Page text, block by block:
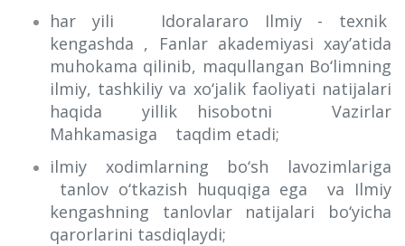
har yili Idoralararo Ilmiy - texnik
kengashda , Fanlar akademiyasi xay’atida
muhokama qilinib, maqullangan Bo‘limning
ilmiy, tashkiliy va xo‘jalik faoliyati natijalari
haqida yillik hisobotni Vazirlar
Mahkamasiga taqdim etadi;
ilmiy xodimlarning bo‘sh lavozimlariga
tanlov o‘tkazish huquqiga ega va Ilmiy
kengashning tanlovlar natijalari bo‘yicha
qarorlarini tasdiqlaydi;